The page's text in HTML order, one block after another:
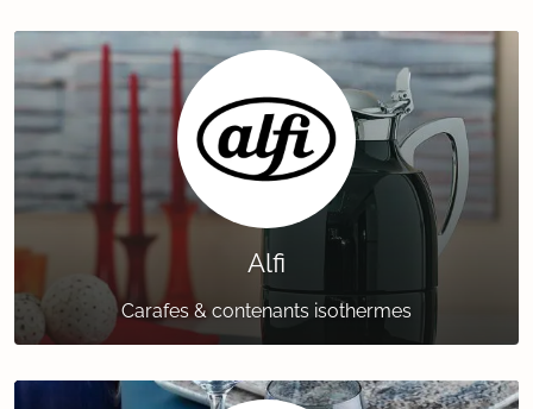
Alfi
Carafes & contenants isothermes